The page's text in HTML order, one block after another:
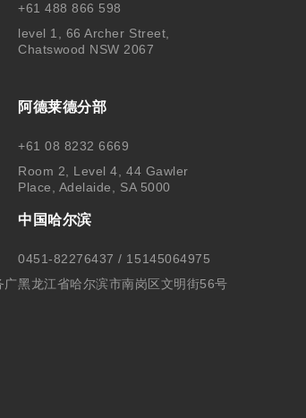
+61 488 866 598
level 1, 66 Archer Street,
Chatswood NSW 2067
阿德莱德分部
+61 08 8232 6669
Room 2, Level 4, 44 Gawler
Place, Adelaide, SA 5000
广
中国哈尔滨
0451-82276437 / 15145064975
黑龙江省哈尔滨市南岗区文明街56号